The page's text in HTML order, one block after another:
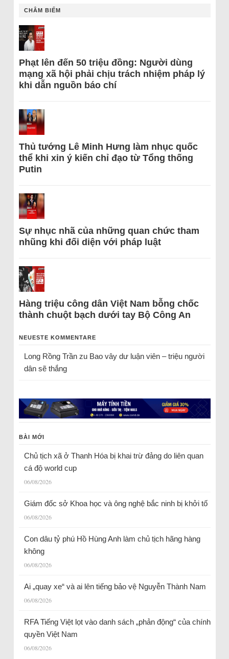
CHÂM BIẾM
Phạt lên đến 50 triệu đồng: Người dùng
mạng xã hội phải chịu trách nhiệm pháp lý
khi dẫn nguồn báo chí
Thủ tướng Lê Minh Hưng làm nhục quốc
thể khi xin ý kiến chỉ đạo từ Tổng thống
Putin
Sự nhục nhã của những quan chức tham
nhũng khi đối diện với pháp luật
Hàng triệu công dân Việt Nam bỗng chốc
thành chuột bạch dưới tay Bộ Công An
NEUESTE KOMMENTARE
Long Rồng Trầnzu Bao vây dư luận viên – triệu người
dân sẽ thắng
BÀI MỚI
Chủ tịch xã ở Thanh Hóa bị khai trừ đảng do liên quan
cá độ world cup
06/08/2026
Giám đốc sở Khoa học và ông nghệ bắc ninh bị khởi tố
06/08/2026
Con dâu tỷ phú Hồ Hùng Anh làm chủ tịch hãng hàng
không
06/08/2026
Ai „quay xe“ và ai lên tiếng bảo vệ Nguyễn Thành Nam
06/08/2026
RFA Tiếng Việt lọt vào danh sách „phản động“ của chính
quyền Việt Nam
06/08/2026